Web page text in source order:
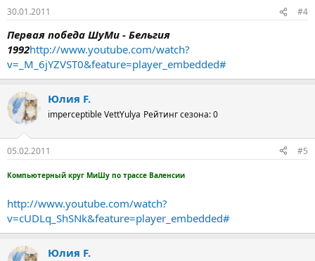
30.01.2011 #4
Первая победа ШуМи - Бельгия
1992http://www.youtube.com/watch?
v=_M_6jYZVST0&feature=player_embedded#
Юлия F.
imperceptible VettYulya Рейтинг сезона: 0
05.02.2011 #5
Компьютерный круг МиШу по трассе Валенсии
http://www.youtube.com/watch?
v=cUDLq_ShSNk&feature=player_embedded#
Юлия F.